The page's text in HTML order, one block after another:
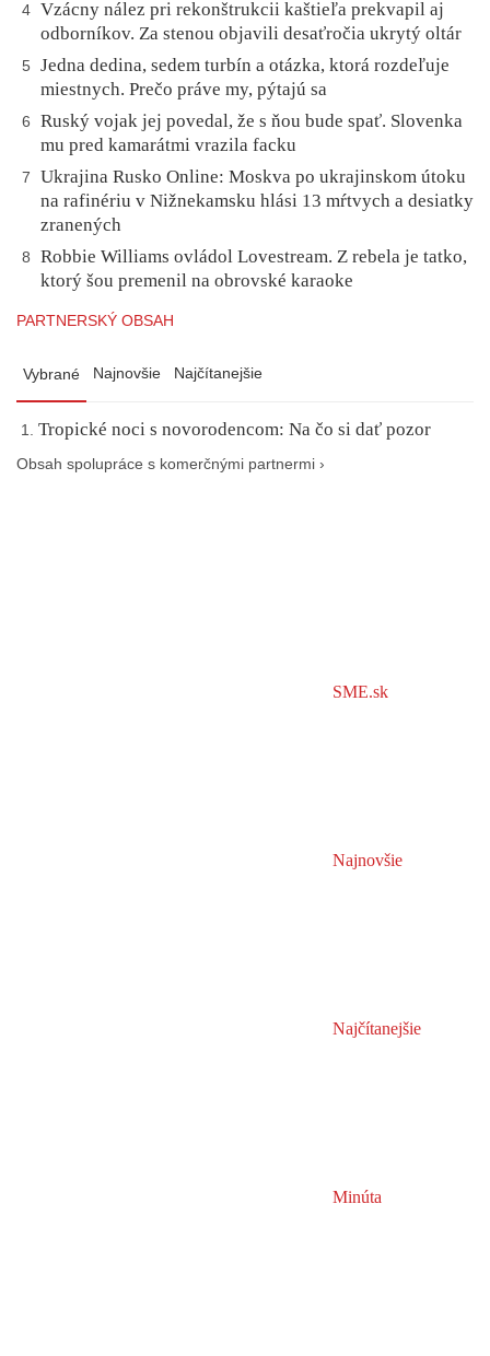
4 Vzácny nález pri rekonštrukcii kaštieľa prekvapil aj
odborníkov. Za stenou objavili desaťročia ukrytý oltár
5
Jedna dedina, sedem turbín a otázka, ktorá rozdeľuje
miestnych. Prečo práve my, pýtajú sa
6
Ruský vojak jej povedal, že s ňou bude spať. Slovenka
mu pred kamarátmi vrazila facku
7
Ukrajina Rusko Online: Moskva po ukrajinskom útoku
na rafinériu v Nižnekamsku hlási 13 mŕtvych a desiatky
zranených
8
Robbie Williams ovládol Lovestream. Z rebela je tatko,
ktorý šou premenil na obrovské karaoke
PARTNERSKÝ OBSAH
Vybrané Najnovšie Najčítanejšie
Tropické noci s novorodencom: Na čo si dať pozor
Obsah spolupráce s komerčnými partnermi ›
SME.sk
Najnovšie
Najčítanejšie
Minúta